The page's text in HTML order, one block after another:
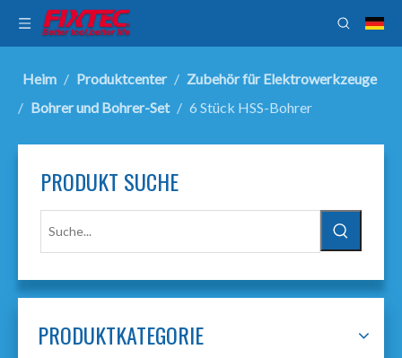
Heim / Produktcenter / Zubehör für Elektrowerkzeuge
/ Bohrer und Bohrer-Set / 6 Stück HSS-Bohrer
PRODUKT SUCHE
PRODUKTKATEGORIE